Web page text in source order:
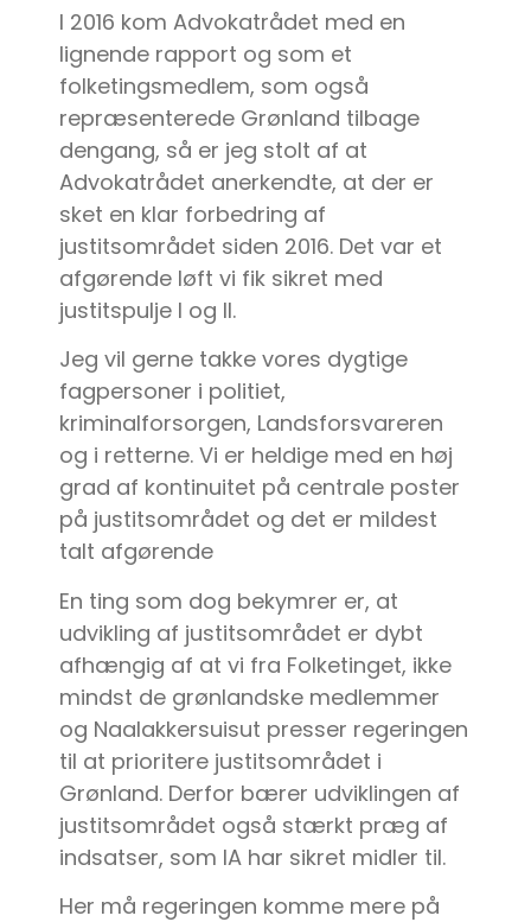
I 2016 kom Advokatrådet med en
lignende rapport og som et
folketingsmedlem, som også
repræsenterede Grønland tilbage
dengang, så er jeg stolt af at
Advokatrådet anerkendte, at der er
sket en klar forbedring af
justitsområdet siden 2016. Det var et
afgørende løft vi fik sikret med
justitspulje I og II.
Jeg vil gerne takke vores dygtige
fagpersoner i politiet,
kriminalforsorgen, Landsforsvareren
og i retterne. Vi er heldige med en høj
grad af kontinuitet på centrale poster
på justitsområdet og det er mildest
talt afgørende
En ting som dog bekymrer er, at
udvikling af justitsområdet er dybt
afhængig af at vi fra Folketinget, ikke
mindst de grønlandske medlemmer
og Naalakkersuisut presser regeringen
til at prioritere justitsområdet i
Grønland. Derfor bærer udviklingen af
justitsområdet også stærkt præg af
indsatser, som IA har sikret midler til.
Her må regeringen komme mere på